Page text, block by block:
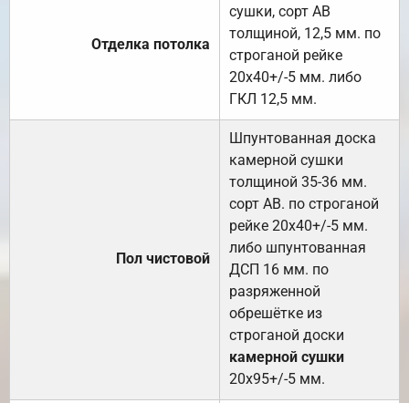
Отделка потолка
сушки, сорт АВ
толщиной, 12,5 мм. по
строганой рейке
20х40+/-5 мм. либо
ГКЛ 12,5 мм.
Пол чистовой
Шпунтованная доска
камерной сушки
толщиной 35-36 мм.
сорт АВ. по строганой
рейке 20х40+/-5 мм.
либо шпунтованная
ДСП 16 мм. по
разряженной
обрешётке из
строганой доски
камерной сушки
20х95+/-5 мм.